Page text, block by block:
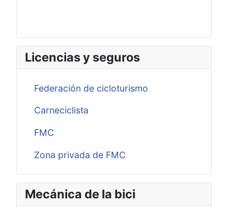
Licencias y seguros
Federación de cicloturismo
Carneciclista
FMC
Zona privada de FMC
Mecánica de la bici